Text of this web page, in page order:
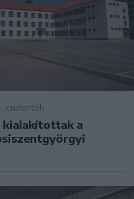
csütörtök
kialakítottak a